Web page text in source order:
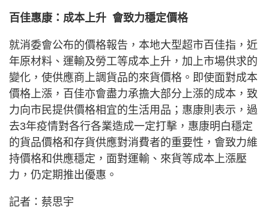
百佳惠康：成本上升 會致力穩定價格
就消委會公布的價格報告，本地大型超市百佳指，近
年原材料、運輸及勞工等成本上升，加上市場供求的
變化，使供應商上調貨品的來貨價格。即使面對成本
價格上漲，百佳亦會盡力承擔大部分上漲的成本，致
力向市民提供價格相宜的生活用品；惠康則表示，過
去3年疫情對各行各業造成一定打擊，惠康明白穩定
的貨品價格和存貨供應對消費者的重要性，會致力維
持價格和供應穩定，面對運輸、來貨等成本上漲壓
力，仍定期推出優惠。
記者：蔡思宇